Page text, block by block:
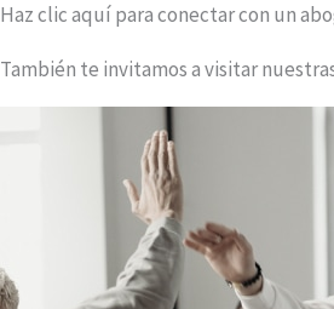
Haz clic aquí para conectar con un
También te invitamos a visitar